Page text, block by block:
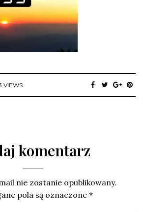
VIEWS
komentarz
nie zostanie opublikowany.
pola są oznaczone *